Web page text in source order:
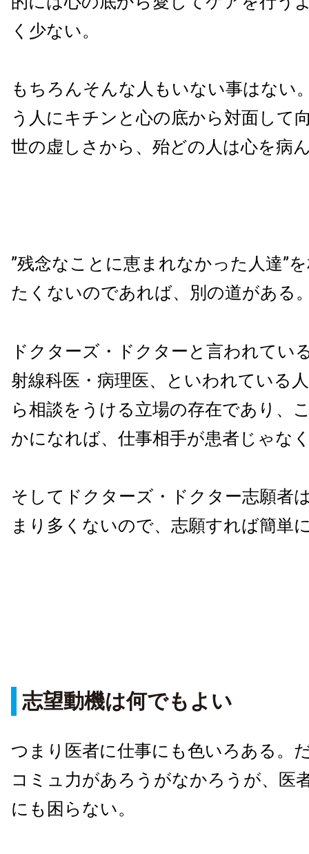
く少ない。
もちろんそんな人もいない事はない
う人にキチンと心の底から対面して
世の虚しさから、殆どの人は心を病
”残念なことに恵まれなかった人達”
たくないのであれば、別の道がある
ドクターズ・ドクターと言われてい
射線科医・病理医、といわれている
ら相談をうける立場の存在であり、
かになれば、仕事相手が患者じゃな
そしてドクターズ・ドクター志願者
まり多くないので、志願すれば簡単
志望動機は何でもよい
つまり医者に仕事にも色いろある。
コミュ力があろうがなかろうが、医
にも困らない。